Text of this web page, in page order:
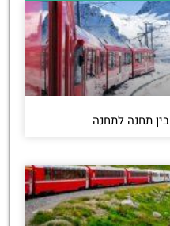
תחנה לתחנה